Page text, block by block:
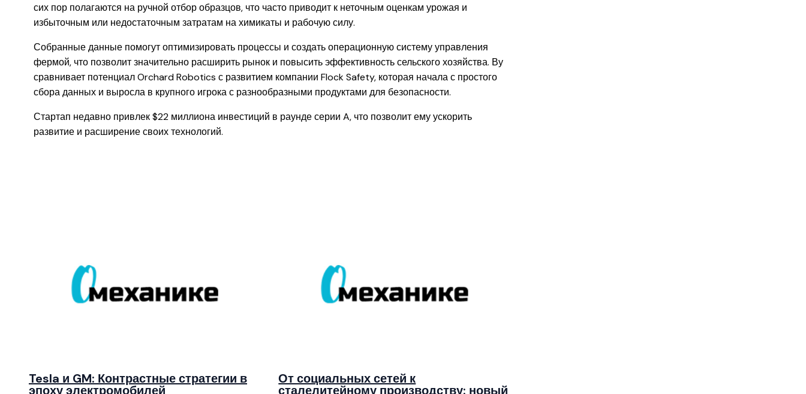
сих пор полагаются на ручной отбор образцов, что часто приводит к неточным оценкам урожая и
избыточным или недостаточным затратам на химикаты и рабочую силу.
Собранные данные помогут оптимизировать процессы и создать операционную систему управления
фермой, что позволит значительно расширить рынок и повысить эффективность сельского хозяйства. Ву
сравнивает потенциал Orchard Robotics с развитием компании Flock Safety, которая начала с простого
сбора данных и выросла в крупного игрока с разнообразными продуктами для безопасности.
Стартап недавно привлек $22 миллиона инвестиций в раунде серии A, что позволит ему ускорить
развитие и расширение своих технологий.
Tesla и GM: Контрастные стратегии в
эпоху электромобилей
От социальных сетей к
сталелитейному производству: новый